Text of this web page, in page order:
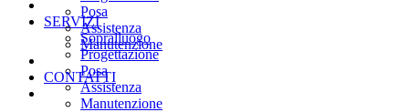
SERVIZI
Sopralluogo
Progettazione
Posa
Assistenza
Manutenzione
Posa
Assistenza
Manutenzione
CONTATTI